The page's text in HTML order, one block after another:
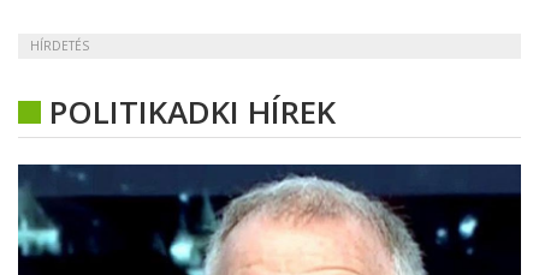
HÍRDETÉS
POLITIKADKI HÍREK